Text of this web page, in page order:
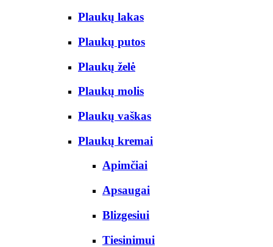
Plaukų lakas
Plaukų putos
Plaukų želė
Plaukų molis
Plaukų vaškas
Plaukų kremai
Apimčiai
Apsaugai
Blizgesiui
Tiesinimui